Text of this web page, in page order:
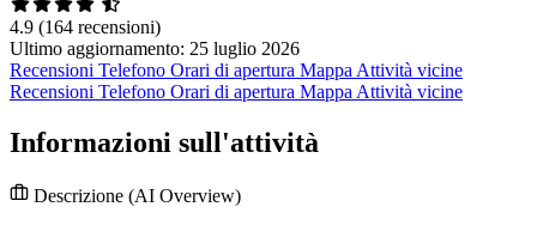
4.9 (164 recensioni)
Ultimo aggiornamento: 25 luglio 2026
Recensioni Telefono Orari di apertura Mappa Attività vicine
Recensioni Telefono Orari di apertura Mappa Attività vicine
Informazioni sull'attività
Descrizione (AI Overview)